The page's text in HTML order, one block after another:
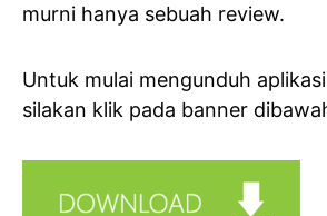
murni hanya sebuah review.
Untuk mulai mengunduh
silakan klik pada banner